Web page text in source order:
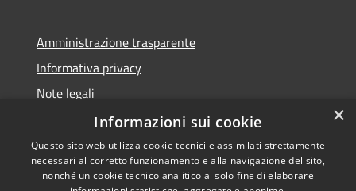
Amministrazione trasparente
Informativa privacy
Note legali
Dichiarazione di accessibilità
×
Informazioni sui cookie
Questo sito web utilizza cookie tecnici e assimilati strettamente
necessari al corretto funzionamento e alla navigazione del sito,
nonché un cookie tecnico analitico al solo fine di elaborare